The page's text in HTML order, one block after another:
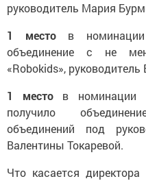
руководитель Мария
1 местов номинации
объединение с не
«Robokids», руководитель
1 местов номинации
получило
объединений под
Валентины Токаревой.
Что касается